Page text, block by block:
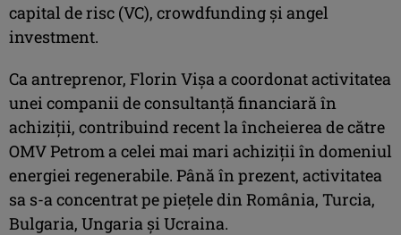
capital de risc (VC), crowdfunding și angel
investment.
Ca antreprenor, Florin Vișa a coordonat activitatea
unei companii de consultanță financiară în
achiziții, contribuind recent la încheierea de către
OMV Petrom a celei mai mari achiziții în domeniul
energiei regenerabile. Până în prezent, activitatea
sa s-a concentrat pe piețele din România, Turcia,
Bulgaria, Ungaria și Ucraina.